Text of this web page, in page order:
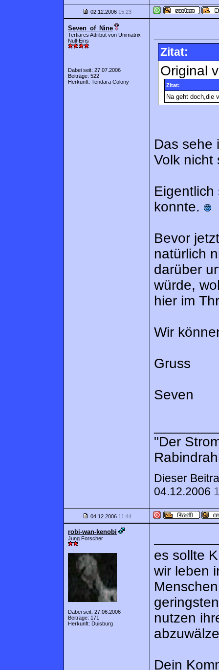
02.12.2006 15:23
Seven_of_Nine
Tertiäres Attribut von Unimatrix
Null-Eins
Dabei seit: 27.07.2006
Beiträge: 522
Herkunft: Tendara Colony
Zitat:
Original
Zitat:
Na geht doch,die
Das sehe
Volk
konnte.
Bevor
natürlich
darüber
würde,
hier im
Wir
Gruss
Seven
"Der
Dieser
04.12.2006
04.12.2006 11:44
robi-wan-kenobi
Jung Forscher
Dabei seit: 27.06.2006
Beiträge: 171
Herkunft: Duisburg
es sollte
wir leben
nutzen
Dein